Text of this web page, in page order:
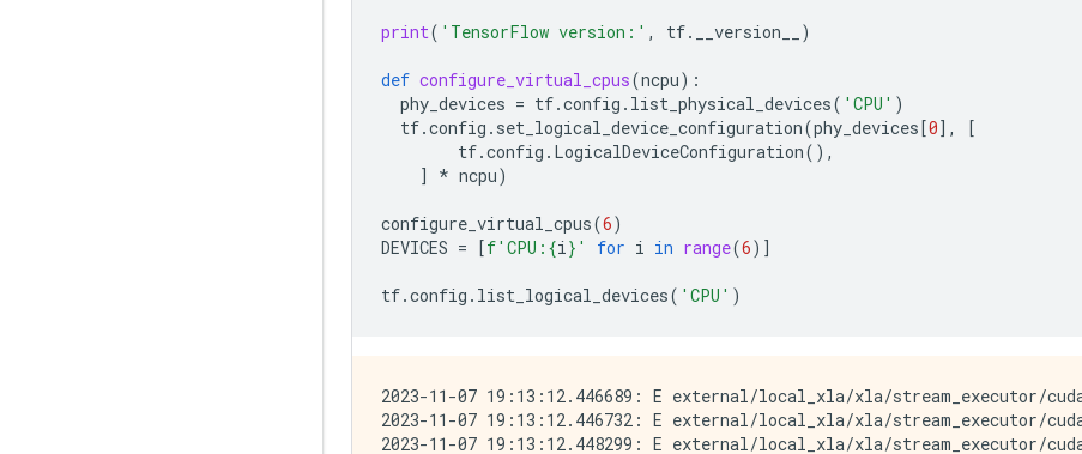
print( 'TensorFlow version:' , tf. __version__ )
def configure_virtual_cpus(ncpu):
phy_devices = tf.config . list_physical_devices( 'CPU' )
tf.config . set_logical_device_configuration(phy_devices[0],
[
tf.config . LogicalDeviceConfiguration(),
]
* ncpu)
configure_virtual_cpus(6)
DEVICES = [f'CPU: {i} ' for i in range(6)]
tf.config . list_logical_devices( 'CPU' )
2023-11-07 19:13:12.446689: E external/local_xla/xla/stream_executor/
2023-11-07 19:13:12.446732: E external/local_xla/xla/
2023-11-07 19:13:12.448299: E external/local_xla/xla/stream_executor/